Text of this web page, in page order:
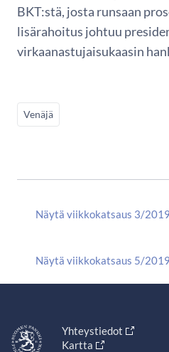
BKT:stä, josta runsaan
lisärahoitus johtuu
virkaanastujaisukaasin
Venäjä
Näytä viikkokatsaus 3/2019
Näytä viikkokatsaus 5/2019
Yhteystiedot
Kartta